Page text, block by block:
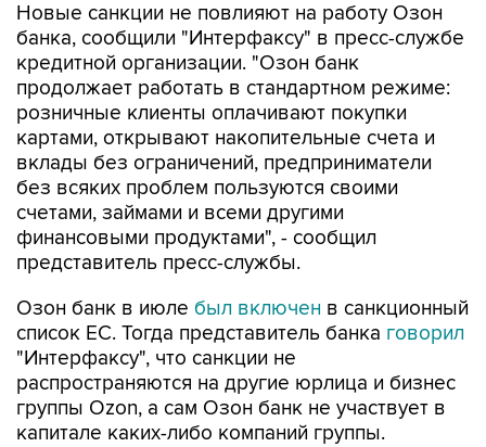
Новые санкции не повлияют на работу Озон
банка, сообщили "Интерфаксу" в пресс-службе
кредитной организации. "Озон банк
продолжает работать в стандартном режиме:
розничные клиенты оплачивают покупки
картами, открывают накопительные счета и
вклады без ограничений, предприниматели
без всяких проблем пользуются своими
счетами, займами и всеми другими
финансовыми продуктами", - сообщил
представитель пресс-службы.
Озон банк в июле был включен в санкционный
список ЕС. Тогда представитель банка говорил
"Интерфаксу", что санкции не
распространяются на другие юрлица и бизнес
группы Ozon, а сам Озон банк не участвует в
капитале каких-либо компаний группы.